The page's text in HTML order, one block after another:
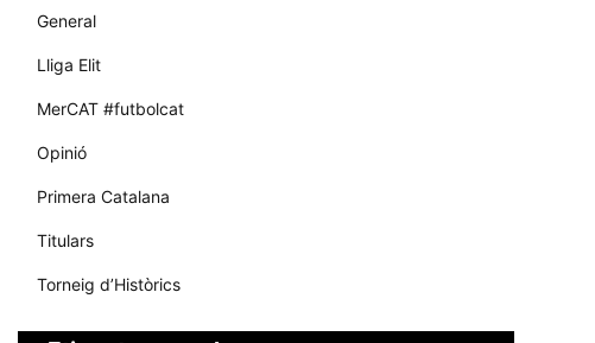
General
Lliga Elit
MerCAT #futbolcat
Opinió
Primera Catalana
Titulars
Torneig d’Històrics